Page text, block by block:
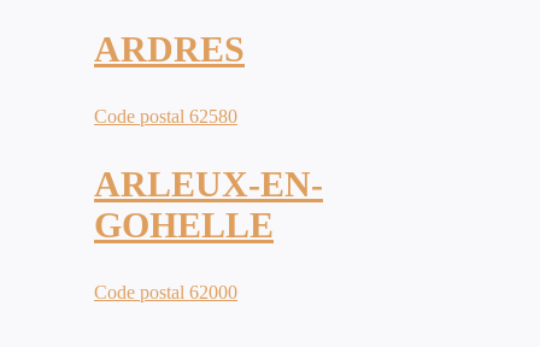
ARDRES
Code postal 62580
ARLEUX-EN-
GOHELLE
Code postal 62000